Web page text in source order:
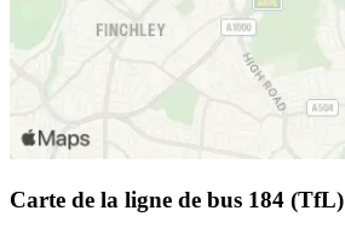
Carte de la ligne de bus 184 (TfL)